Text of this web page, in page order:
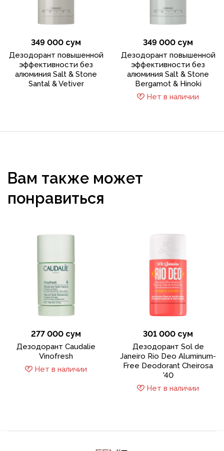
349 000 сум
Дезодорант повышенной
эффективности без
алюминия Salt & Stone
Santal & Vetiver
349 000 сум
Дезодорант повышенной
эффективности без
алюминия Salt & Stone
Bergamot & Hinoki
Нет в наличии
Вам также может
понравиться
277 000 сум
Дезодорант Caudalie
Vinofresh
Нет в наличии
301 000 сум
Дезодорант Sol de
Janeiro Rio Deo Aluminum-
Free Deodorant Cheirosa
'40
Нет в наличии